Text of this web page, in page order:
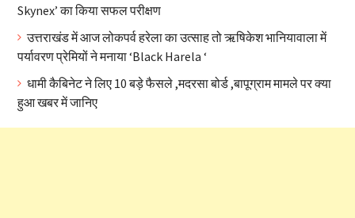
Skynex’ का किया सफल परीक्षण
उत्तराखंड में आज लोकपर्व हरेला का उत्साह तो ऋषिकेश भानियावाला में
पर्यावरण प्रेमियों ने मनाया ‘Black Harela ‘
धामी कैबिनेट ने लिए 10 बड़े फैसले ,मदरसा बोर्ड ,बापूग्राम मामले पर क्या
हुआ खबर में जानिए